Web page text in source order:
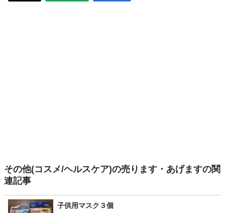
その他(コスメ/ヘルスケア)の売ります・あげますの関
連記事
子供用マスク３個